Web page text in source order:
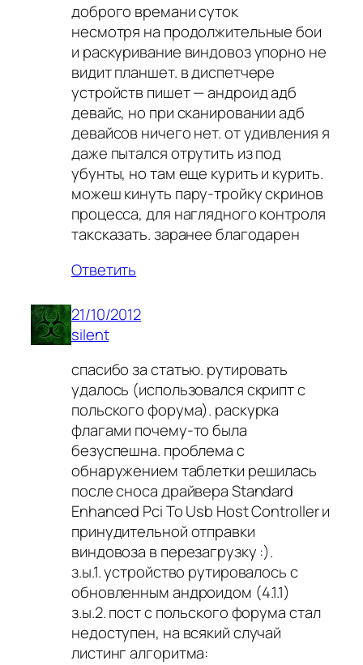
доброго времани суток
несмотря на продолжительные бои
и раскуривание виндовоз упорно не
видит планшет. в диспетчере
устройств пишет — андроид адб
девайс, но при сканировании адб
девайсов ничего нет. от удивления я
даже пытался отрутить из под
убунты, но там еще курить и курить.
можеш кинуть пару-тройку скринов
процесса, для наглядного контроля
таксказать. заранее благодарен
Ответить
21/10/2012
silent
спасибо за статью. рутировать
удалось (использовался скрипт с
польского форума). раскурка
флагами почему-то была
безуспешна. проблема с
обнаружением таблетки решилась
после сноса драйвера Standard
Enhanced Pci To Usb Host Controller и
принудительной отправки
виндовоза в перезагрузку :).
з.ы.1. устройство рутировалось с
обновленным андроидом (4.1.1)
з.ы.2. пост с польского форума стал
недоступен, на всякий случай
листинг алгоритма: